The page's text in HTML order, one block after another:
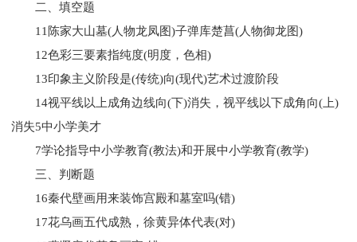
二、填空题
11陈家大山墓(人物龙凤图)子弹库楚菖(人物御龙图)
12色彩三要素指纯度(明度，色相)
13印象主义阶段是(传统)向(现代)艺术过渡阶段
14视平线以上成角边线向(下)消失，视平线以下成角向(上)
消失5中小学美才
7学论指导中小学教育(教法)和开展中小学教育(教学)
三、判断题
16秦代壁画用来装饰宫殿和墓室吗(错)
17花乌画五代成熟，徐黄异体代表(对)